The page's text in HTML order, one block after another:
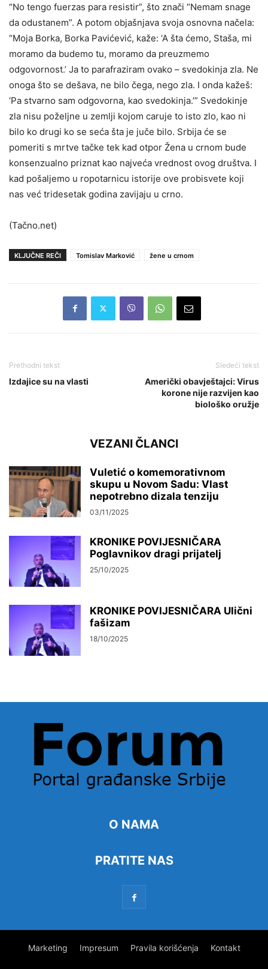
“No tengo fuerzas para resistir”, što znači “Nemam snage
da odustanem”. A potom objašnjava svoja osnovna načela:
“Moja Borka, Borka Pavićević, kaže: ‘A šta ćemo, Staša, mi
moramo da budemo tu, moramo da preuzmemo
odgovornost.’ Ja to parafraziram ovako – svedokinja zla. Ne
onoga što se dešava, ne bilo čega, nego zla. I onda kažeš:
‘Pa stvarno sam odgovorna, kao svedokinja.’” Svedokinje
zla nisu poželjne u zemlji kojom caruje to isto zlo, kao ni
bilo ko drugi ko se seća šta je juče bilo. Srbija će se
pomeriti s mrtve tačke tek kad otpor Žena u crnom bude
konsenzualno priznat kao najveća vrednost ovog društva. I
kad pošaljemo u ropotarnicu istorije ove probisvete koji
nas već tridesetak godina zavijaju u crno.
(Tačno.net)
KLJUČNE REČI Tomislav Marković žene u crnom
Prethodni tekst
Izdajice su na vlasti
Sledeći tekst
Američki obavještajci: Virus
korone nije razvijen kao
biološko oružje
VEZANI ČLANCI
Vuletić o komemorativnom
skupu u Novom Sadu: Vlast
nepotrebno dizala tenziju
03/11/2025
KRONIKE POVIJESNIČARA
Poglavnikov dragi prijatelj
25/10/2025
KRONIKE POVIJESNIČARA Ulični
fašizam
18/10/2025
O NAMA
PRATITE NAS
Marketing Impresum Pravila korišćenja Kontakt